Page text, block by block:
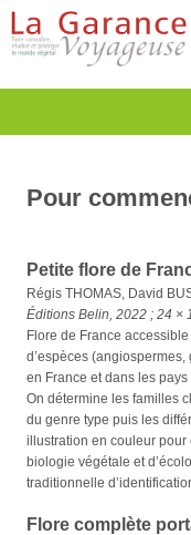
Pour
Petite flore de
Régis THOMAS, David
Éditions Belin, 2022 ; 24 ×
Flore de France
d’espèces
en France et dans les
On détermine les familles
du genre type puis les
illustration en couleur pour
biologie végétale et
traditionnelle
Flore complète